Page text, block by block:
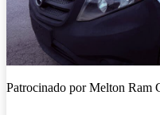
Patrocinado porMelton Ram